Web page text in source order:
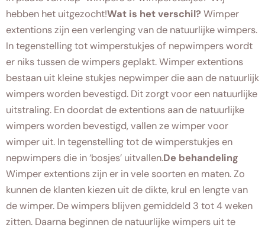
hebben het uitgezocht!Wat is het verschil? Wimper
extentions zijn een verlenging van de natuurlijke wimpers.
In tegenstelling tot wimperstukjes of nepwimpers wordt
er niks tussen de wimpers geplakt. Wimper extentions
bestaan uit kleine stukjes nepwimper die aan de natuurlijk
wimpers worden bevestigd. Dit zorgt voor een natuurlijke
uitstraling. En doordat de extentions aan de natuurlijke
wimpers worden bevestigd, vallen ze wimper voor
wimper uit. In tegenstelling tot de wimperstukjes en
nepwimpers die in ‘bosjes’ uitvallen.De behandeling
Wimper extentions zijn er in vele soorten en maten. Zo
kunnen de klanten kiezen uit de dikte, krul en lengte van
de wimper. De wimpers blijven gemiddeld 3 tot 4 weken
zitten. Daarna beginnen de natuurlijke wimpers uit te